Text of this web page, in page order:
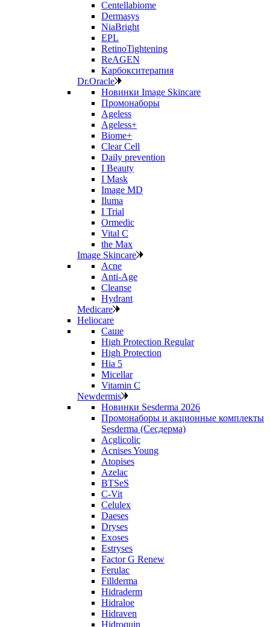
Centellabiome
Dermasys
NiaBright
EPL
RetinoTightening
ReAGEN
Карбокситерапия
Dr.Oracle
Новинки Image Skincare
Промонаборы
Ageless
Ageless+
Biome+
Clear Cell
Daily prevention
I Beauty
I Mask
Image MD
Iluma
I Trial
Ormedic
Vital C
the Max
Image Skincare
Acne
Anti‑Age
Cleanse
Hydrant
Medicare
Heliocare
Саше
High Protection Regular
High Protection
Hia 5
Micellar
Vitamin C
Newdermis
Новинки Sesderma 2026
Промонаборы и акционные комплекты
Sesderma (Сесдерма)
Acglicolic
Acnises Young
Atopises
Azelac
BTSeS
C‑Vit
Celulex
Daeses
Dryses
Exoses
Estryses
Factor G Renew
Ferulac
Fillderma
Hidraderm
Hidraloe
Hidraven
Hidroquin